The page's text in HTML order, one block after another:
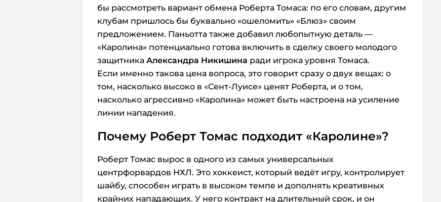
бы рассмотреть вариант обмена Роберта Томаса: по его словам, другим
клубам пришлось бы буквально «ошеломить» «Блюз» своим
предложением. Паньотта также добавил любопытную деталь —
«Каролина» потенциально готова включить в сделку своего молодого
защитника Александра Никишина ради игрока уровня Томаса.
Если именно такова цена вопроса, это говорит сразу о двух вещах: о
том, насколько высоко в «Сент-Луисе» ценят Роберта, и о том,
насколько агрессивно «Каролина» может быть настроена на усиление
линии нападения.
Почему Роберт Томас подходит «Каролине»?
Роберт Томас вырос в одного из самых универсальных
центрфорвардов НХЛ. Это хоккеист, который ведёт игру, контролирует
шайбу, способен играть в высоком темпе и дополнять креативных
крайних нападающих. У него контракт на длительный срок, и он